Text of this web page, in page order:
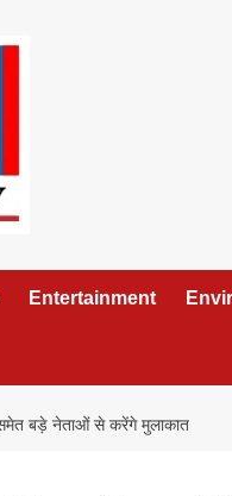
Entertainment
समेत बड़े नेताओं से करेंगे मुलाकात